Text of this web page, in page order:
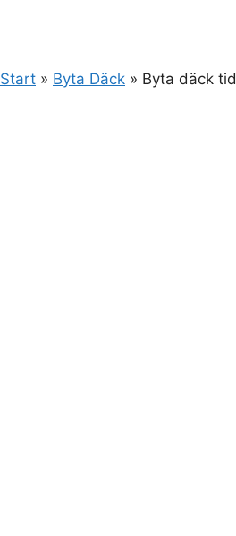
Start » Byta Däck » Byta däck tid